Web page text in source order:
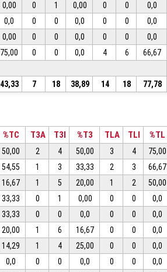
0,00 0 1 0,00 0 0 0,0
0,0 0 0 0,0 0 0 0,0
0,00 0 0 0,0 0 0 0,0
75,00 0 0 0,0 4 6 66,67
43,33 7 18 38,89 14 18 77,78
%TC T3A T3I %T3 TLA TLI %TL
50,00 2 4 50,00 3 4 75,00
54,55 1 3 33,33 2 3 66,67
16,67 1 5 20,00 1 2 50,00
33,33 0 1 0,00 0 0 0,0
33,33 0 0 0,0 0 0 0,0
20,00 1 6 16,67 0 0 0,0
14,29 1 4 25,00 0 0 0,0
0,0 0 0 0,0 0 0 0,0